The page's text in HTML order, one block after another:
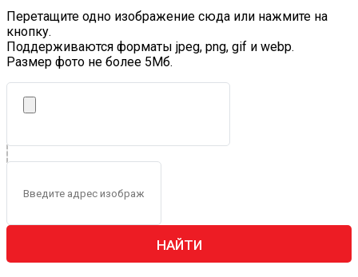
Перетащите одно изображение сюда или нажмите на
кнопку.
Поддерживаются форматы jpeg, png, gif и webp.
Размер фото не более 5Mб.
НАЙТИ